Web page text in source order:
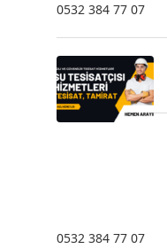
0532 384 77 07
0532 384 77 07